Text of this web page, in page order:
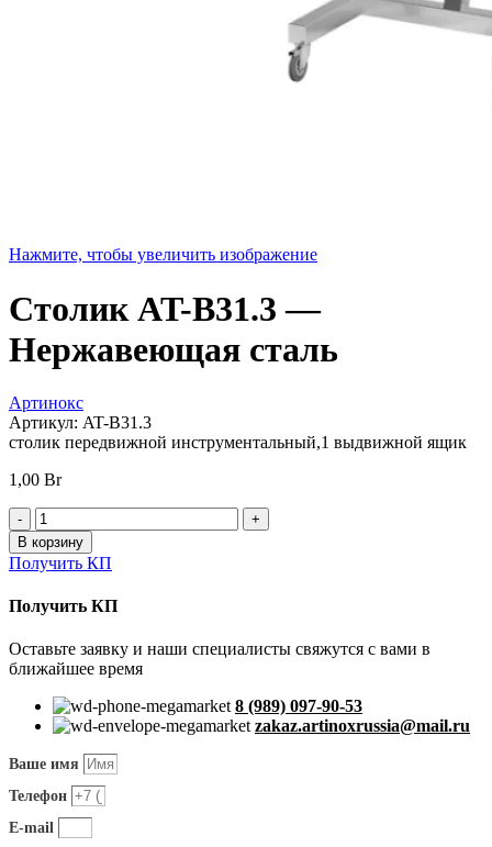
Нажмите, чтобы увеличить изображение
Столик AT-B31.3 —
Нержавеющая сталь
Артинокс
Артикул: AT-B31.3
столик передвижной инструментальный,1 выдвижной ящик
1,00 Br
Количество
товара
Столик
AT-
-
сталь
В корзину
Получить КП
Получить КП
Оставьте заявку и наши специалисты свяжутся с вами в
ближайшее время
8 (989) 097-90-53
zakaz.artinoxrussia@mail.ru
Ваше имя
Телефон
E-mail